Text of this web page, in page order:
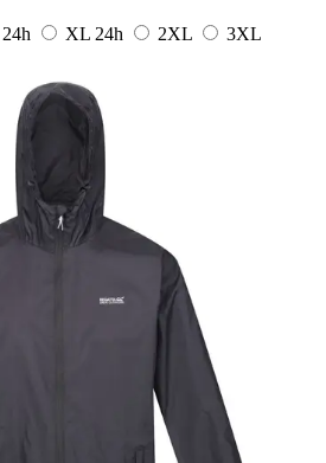
24h XL 24h 2XL
3XL